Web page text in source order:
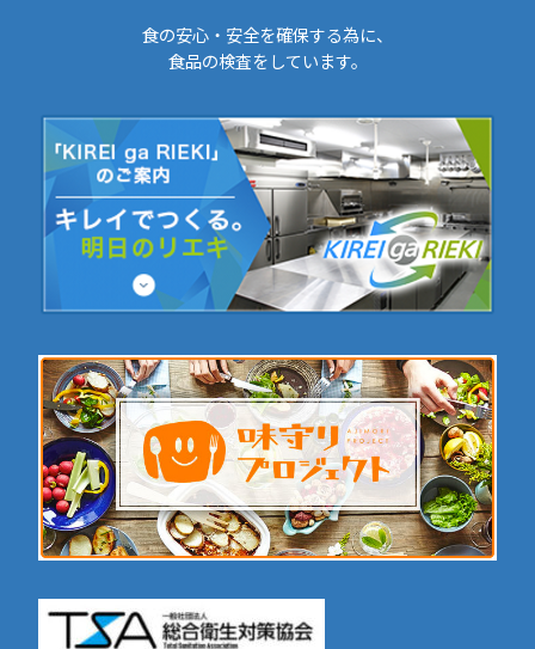
食の安心・安全を確保する為に、
食品の検査をしています。